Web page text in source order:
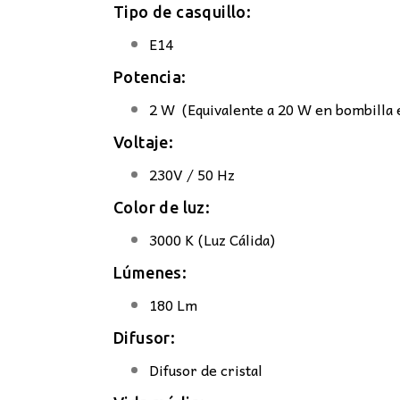
Tipo de casquillo:
E14
Potencia:
2 W (Equivalente a 20 W en bombilla
Voltaje:
230V / 50 Hz
Color de luz:
3000 K (Luz Cálida)
Lúmenes:
180 Lm
Difusor:
Difusor de cristal